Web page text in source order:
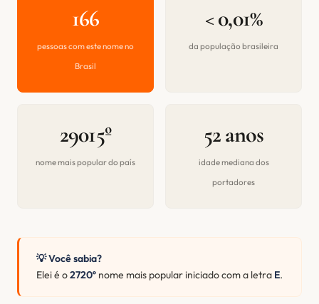
166
pessoas com este nome no
Brasil
< 0,01%
da população brasileira
29015º
nome mais popular do país
52 anos
idade mediana dos
portadores
💡 Você sabia?
Elei é o2720º nome mais popular iniciado com a letra E.